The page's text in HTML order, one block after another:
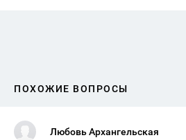
ПОХОЖИЕ ВОПРОСЫ
Любовь Архангельская